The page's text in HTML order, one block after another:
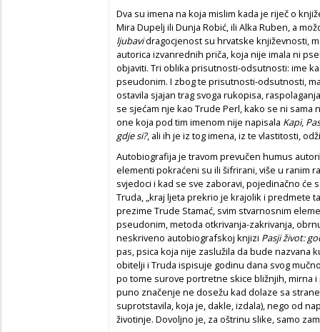
Dva su imena na koja mislim kada je riječ o
Mira Dupelj ili Dunja Robić, ili Alka Ruben, a
ljubavidragocjenost su hrvatske književnosti,
autorica izvanrednih priča, koja nije imala ni
objaviti. Tri oblika prisutnosti-odsutnosti: ime
pseudonim. I zbog te prisutnosti-odsutnosti,
ostavila sjajan trag svoga rukopisa,
se sjećam nje kao Trude Perl, kako se ni sama
one koja pod tim imenom nije napisala Kapi,
gdje si?, ali ih je iz tog imena, iz te vlastitosti,
Autobiografija je travom prevučen humus
elementi pokraćeni su ili šifrirani, više u ranim
svjedoci i kad se sve zaboravi, pojedinačno će
Truda, „kraj ljeta prekrio je krajolik i predmete
prezime Trude Stamać, svim stvarnosnim
pseudonim, metoda otkrivanja-zakrivanja,
neskriveno autobiografskoj knjizi Pasji život:
pas, psica koja nije zaslužila da bude nazvana
obitelji i Truda ispisuje godinu dana svog
po tome surove portretne skice bližnjih, mirna
puno značenje ne dosežu kad dolaze sa
suprotstavila, koja je, dakle, izdala), nego od
životinje. Dovoljno je, za oštrinu slike, samo